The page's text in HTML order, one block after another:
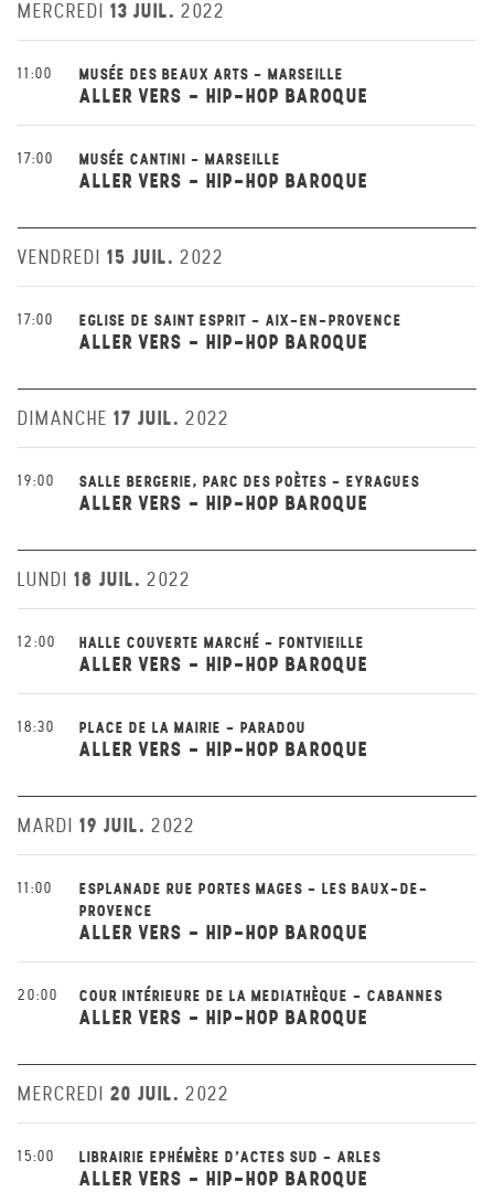
MERCREDI 13 JUIL. 2022
11:00 MUSÉE DES BEAUX ARTS - MARSEILLE
ALLER VERS - HIP-HOP BAROQUE
17:00 MUSÉE CANTINI - MARSEILLE
ALLER VERS - HIP-HOP BAROQUE
VENDREDI 15 JUIL. 2022
17:00 EGLISE DE SAINT ESPRIT - AIX-EN-PROVENCE
ALLER VERS - HIP-HOP BAROQUE
DIMANCHE 17 JUIL. 2022
19:00 SALLE BERGERIE, PARC DES POÈTES - EYRAGUES
ALLER VERS - HIP-HOP BAROQUE
LUNDI 18 JUIL. 2022
12:00 HALLE COUVERTE MARCHÉ - FONTVIEILLE
ALLER VERS - HIP-HOP BAROQUE
18:30 PLACE DE LA MAIRIE - PARADOU
ALLER VERS - HIP-HOP BAROQUE
MARDI 19 JUIL. 2022
11:00
ESPLANADE RUE PORTES MAGES - LES BAUX-DE-
PROVENCE
ALLER VERS - HIP-HOP BAROQUE
20:00 COUR INTÉRIEURE DE LA MEDIATHÈQUE - CABANNES
ALLER VERS - HIP-HOP BAROQUE
MERCREDI 20 JUIL. 2022
15:00 LIBRAIRIE EPHÉMÈRE D'ACTES SUD - ARLES
ALLER VERS - HIP-HOP BAROQUE